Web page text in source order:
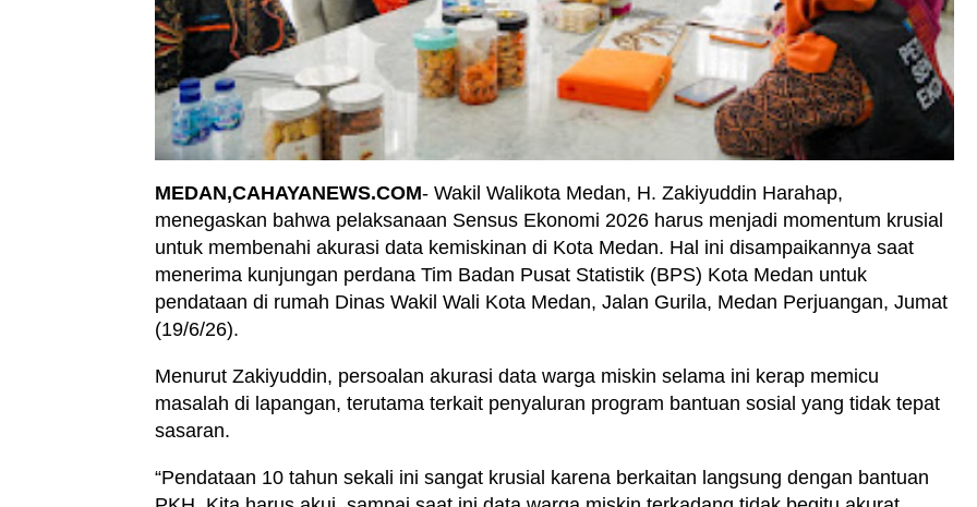
MEDAN,CAHAYANEWS.COM- Wakil Walikota Medan, H. Zakiyuddin Harahap,
menegaskan bahwa pelaksanaan Sensus Ekonomi 2026 harus menjadi momentum krusial
untuk membenahi akurasi data kemiskinan di Kota Medan. Hal ini disampaikannya saat
menerima kunjungan perdana Tim Badan Pusat Statistik (BPS) Kota Medan untuk
pendataan di rumah Dinas Wakil Wali Kota Medan, Jalan Gurila, Medan Perjuangan, Jumat
(19/6/26).
Menurut Zakiyuddin, persoalan akurasi data warga miskin selama ini kerap memicu
masalah di lapangan, terutama terkait penyaluran program bantuan sosial yang tidak tepat
sasaran.
“Pendataan 10 tahun sekali ini sangat krusial karena berkaitan langsung dengan bantuan